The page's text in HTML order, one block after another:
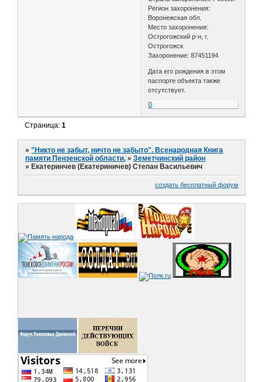
Регион захоронения:
Воронежская обл.
Место захоронения:
Острогожский р-н, г.
Острогожск
Захоронение: 87451194
Дата его рождения в этом
паспорте объекта также
отсутствует.
0
Страница:1
»"Никто не забыт, ничто не забыто". Всенародная Книга
памяти Пензенской области. »Земетчинский район
»Екатеринчев (Екатериничев) Степан Васильевич
создать бесплатный форум